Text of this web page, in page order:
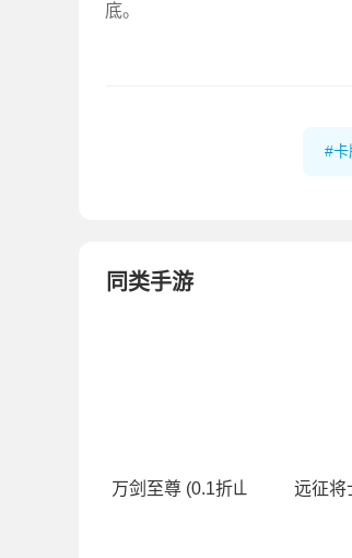
底。
卡
同类手游
万剑至尊 (0.1折山海经) 远征将